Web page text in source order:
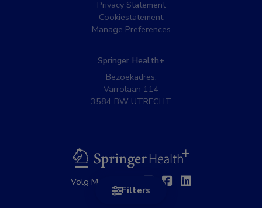
Filters
Privacy Statement
Cookiestatement
Manage Preferences
Springer Health+
Bezoekadres:
Varrolaan 114
3584 BW UTRECHT
BSL
Volg MedNet op: TwitterFacebook
Linkedin